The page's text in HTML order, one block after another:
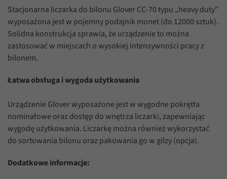
Stacjonarna liczarka do bilonu Glover CC-70 typu „heavy duty”
wyposażona jest w pojemny podajnik monet (do 12000 sztuk).
Solidna konstrukcja sprawia, że urządzenie to można
zastosować w miejscach o wysokiej intensywności pracy z
bilonem.
Łatwa obsługa i wygoda użytkowania
Urządzenie Glover wyposażone jest w wygodne pokrętła
nominałowe oraz dostęp do wnętrza liczarki, zapewniając
wygodę użytkowania. Liczarkę można również wykorzystać
do sortowania bilonu oraz pakowania go w gilzy (opcja).
Dodatkowe informacje: